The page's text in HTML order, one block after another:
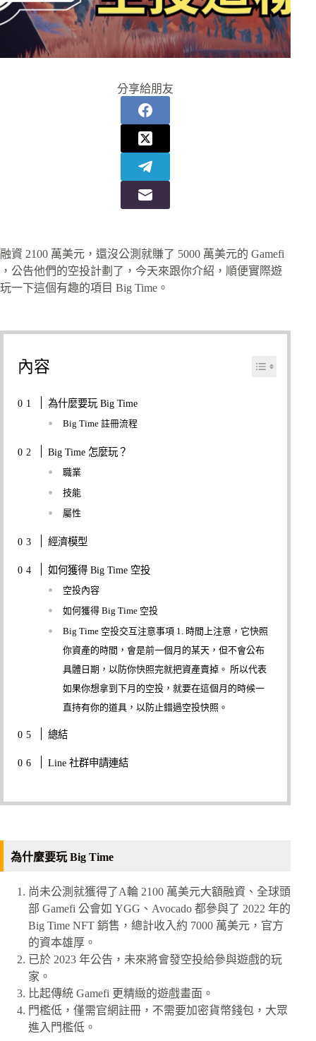
分享給朋友
融資 2100 萬美元，還沒公測就賺了 5000 萬美元的 Gamefi
，公告他們的空投計劃了，今天來跟你介紹，順便實際遊
玩一下這個有趣的項目 Big Time。
內容
為什麼要玩 Big Time
Big Time 註冊流程
Big Time 怎麼玩？
職業
技能
屬性
經濟模型
如何獲得 Big Time 空投
空投內容
如何獲得 Big Time 空投
Big Time 空投交互注意事項 1. 時間上注意，它快照
你資產的時間，會是前一個月的某天，但不會公布
具體日期，以防你快照完就把資產賣掉。 所以代表
如果你想拿到下月的空投，就要在這個月的時候一
直持有你的道具，以防止錯過空投快照。
總結
Line 社群申請連結
為什麼要玩 Big Time
尚未公測就獲得了A輪 2100 萬美元大額融資、全球頭
部 Gamefi 公會如 YGG、Avocado 都參與了 2022 年的
Big Time NFT 銷售，總計收入約 7000 萬美元，官方
的資本雄厚。
已於 2023 年公告，未來將會發空投給參與遊戲的玩
家。
比起傳統 Gamefi 更精緻的遊戲畫面。
門檻低，僅需官網註冊，不需要加密貨幣錢包，大眾
進入門檻低。